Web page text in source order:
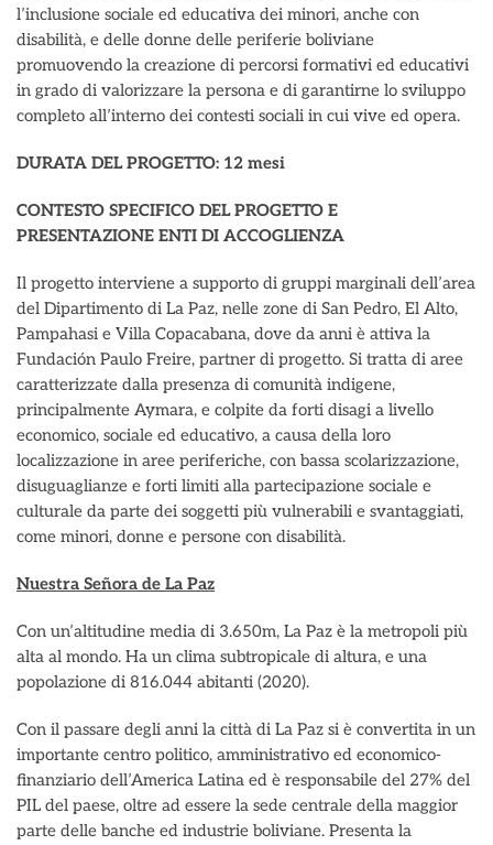
l’inclusione sociale ed educativa dei minori, anche con
disabilità, e delle donne delle periferie boliviane
promuovendo la creazione di percorsi formativi ed educativi
in grado di valorizzare la persona e di garantirne lo sviluppo
completo all’interno dei contesti sociali in cui vive ed opera.
DURATA DEL PROGETTO: 12 mesi
CONTESTO SPECIFICO DEL PROGETTO E
PRESENTAZIONE ENTI DI ACCOGLIENZA
Il progetto interviene a supporto di gruppi marginali dell’area
del Dipartimento di La Paz, nelle zone di San Pedro, El Alto,
Pampahasi e Villa Copacabana, dove da anni è attiva la
Fundación Paulo Freire, partner di progetto. Si tratta di aree
caratterizzate dalla presenza di comunità indigene,
principalmente Aymara, e colpite da forti disagi a livello
economico, sociale ed educativo, a causa della loro
localizzazione in aree periferiche, con bassa scolarizzazione,
disuguaglianze e forti limiti alla partecipazione sociale e
culturale da parte dei soggetti più vulnerabili e svantaggiati,
come minori, donne e persone con disabilità.
Nuestra Señora de La Paz
Con un’altitudine media di 3.650m, La Paz è la metropoli più
alta al mondo. Ha un clima subtropicale di altura, e una
popolazione di 816.044 abitanti (2020).
Con il passare degli anni la città di La Paz si è convertita in un
importante centro politico, amministrativo ed economico-
finanziario dell’America Latina ed è responsabile del 27% del
PIL del paese, oltre ad essere la sede centrale della maggior
parte delle banche ed industrie boliviane. Presenta la